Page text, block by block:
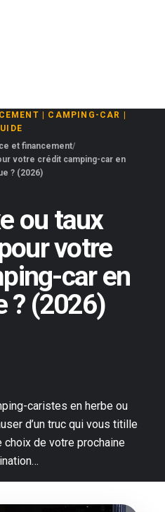
CAMPING-CAR
et financement
votre crédit camping-car en
? (2026)
ou taux
votre
car en
? (2026)
caristes en herbe ou
d’un truc qui vous titille
choix de votre prochaine